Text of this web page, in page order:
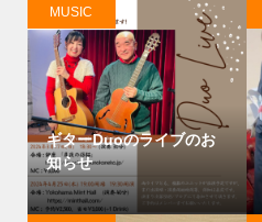
ギターDuoのライブのお
知らせ
MUSIC